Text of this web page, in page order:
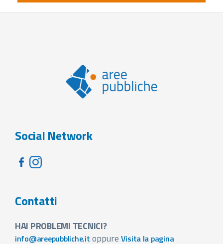
Social Network
Contatti
HAI PROBLEMI TECNICI?
info@areepubbliche.it oppure Visita la pagina